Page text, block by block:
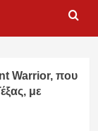
Warrior, που
με